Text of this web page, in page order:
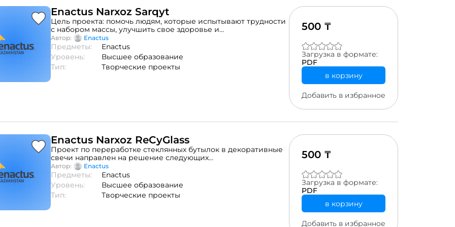
Enactus Narxoz Sarqyt
Цель проекта: помочь людям, которые испытывают трудности
с набором массы, улучшить свое здоровье и
самочувствие.Проект “Sarqyt” может помочь людям, которые
испытывают трудности с набором массы, улучшить свое
здоровье и самочувствие.
Автор: Enactus ⠀
Предметы:
Enactus
Уровень:
Высшее образование
Тип:
Творческие проекты
500 ₸
Загрузка в формате:
PDF
в корзину
Добавить в избранное
Enactus Narxoz ReCyGlass
Проект по переработке стеклянных бутылок в декоративные
свечи направлен на решение следующих
проблем:● Экологическое загрязнение от
бутылок;● Неэффективное использование
бутылок;● Снижение интереса к устойчивому
потреблению;● Экономическая неустойчивость региона.
Автор: Enactus ⠀
Предметы:
Enactus
Уровень:
Высшее образование
Тип:
Творческие проекты
500 ₸
Загрузка в формате:
PDF
в корзину
Добавить в избранное